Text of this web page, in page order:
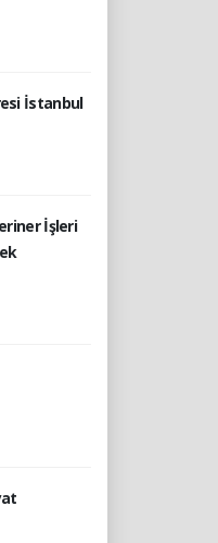
İstanbul
İşleri